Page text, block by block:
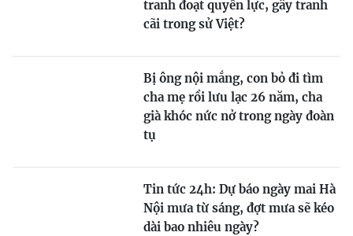
tranh đoạt quyền lực, gây tranh
cãi trong sử Việt?
Bị ông nội mắng, con bỏ đi tìm
cha mẹ rồi lưu lạc 26 năm, cha
già khóc nức nở trong ngày đoàn
tụ
Tin tức 24h: Dự báo ngày mai Hà
Nội mưa từ sáng, đợt mưa sẽ kéo
dài bao nhiêu ngày?